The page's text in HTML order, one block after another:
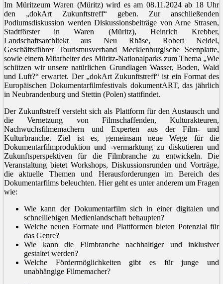
Im Müritzeum Waren (Müritz) wird es am 08.11.2024 ab 18 Uhr
den „dokArt Zukunftstreff“ geben. Zur anschließenden
Podiumsdiskussion werden Diskussionsbeiträge von Arne Strasen,
Stadtförster in Waren (Müritz), Heinrich Krebber,
Landschaftsarchitekt aus Neu Rhäse, Robert Neidel,
Geschäftsführer Tourismusverband Mecklenburgische Seenplatte,
sowie einem Mitarbeiter des Müritz-Nationalparks zum Thema „Wie
schützen wir unsere natürlichen Grundlagen Wasser, Boden, Wald
und Luft?“ erwartet. Der „dokArt Zukunftstreff“ ist ein Format des
Europäischen Dokumentarfilmfestivals dokumentART, das jährlich
in Neubrandenburg und Stettin (Polen) stattfindet.
Der Zukunftstreff versteht sich als Plattform für den Austausch und
die Vernetzung von Filmschaffenden, Kulturakteuren,
Nachwuchsfilmemachern und Experten aus der Film- und
Kulturbranche. Ziel ist es, gemeinsam neue Wege für die
Dokumentarfilmproduktion und -vermarktung zu diskutieren und
Zukunftsperspektiven für die Filmbranche zu entwickeln. Die
Veranstaltung bietet Workshops, Diskussionsrunden und Vorträge,
die aktuelle Themen und Herausforderungen im Bereich des
Dokumentarfilms beleuchten. Hier geht es unter anderem um Fragen
wie:
Wie kann der Dokumentarfilm sich in einer digitalen und
schnelllebigen Medienlandschaft behaupten?
Welche neuen Formate und Plattformen bieten Potenzial für
das Genre?
Wie kann die Filmbranche nachhaltiger und inklusiver
gestaltet werden?
Welche Fördermöglichkeiten gibt es für junge und
unabhängige Filmemacher?